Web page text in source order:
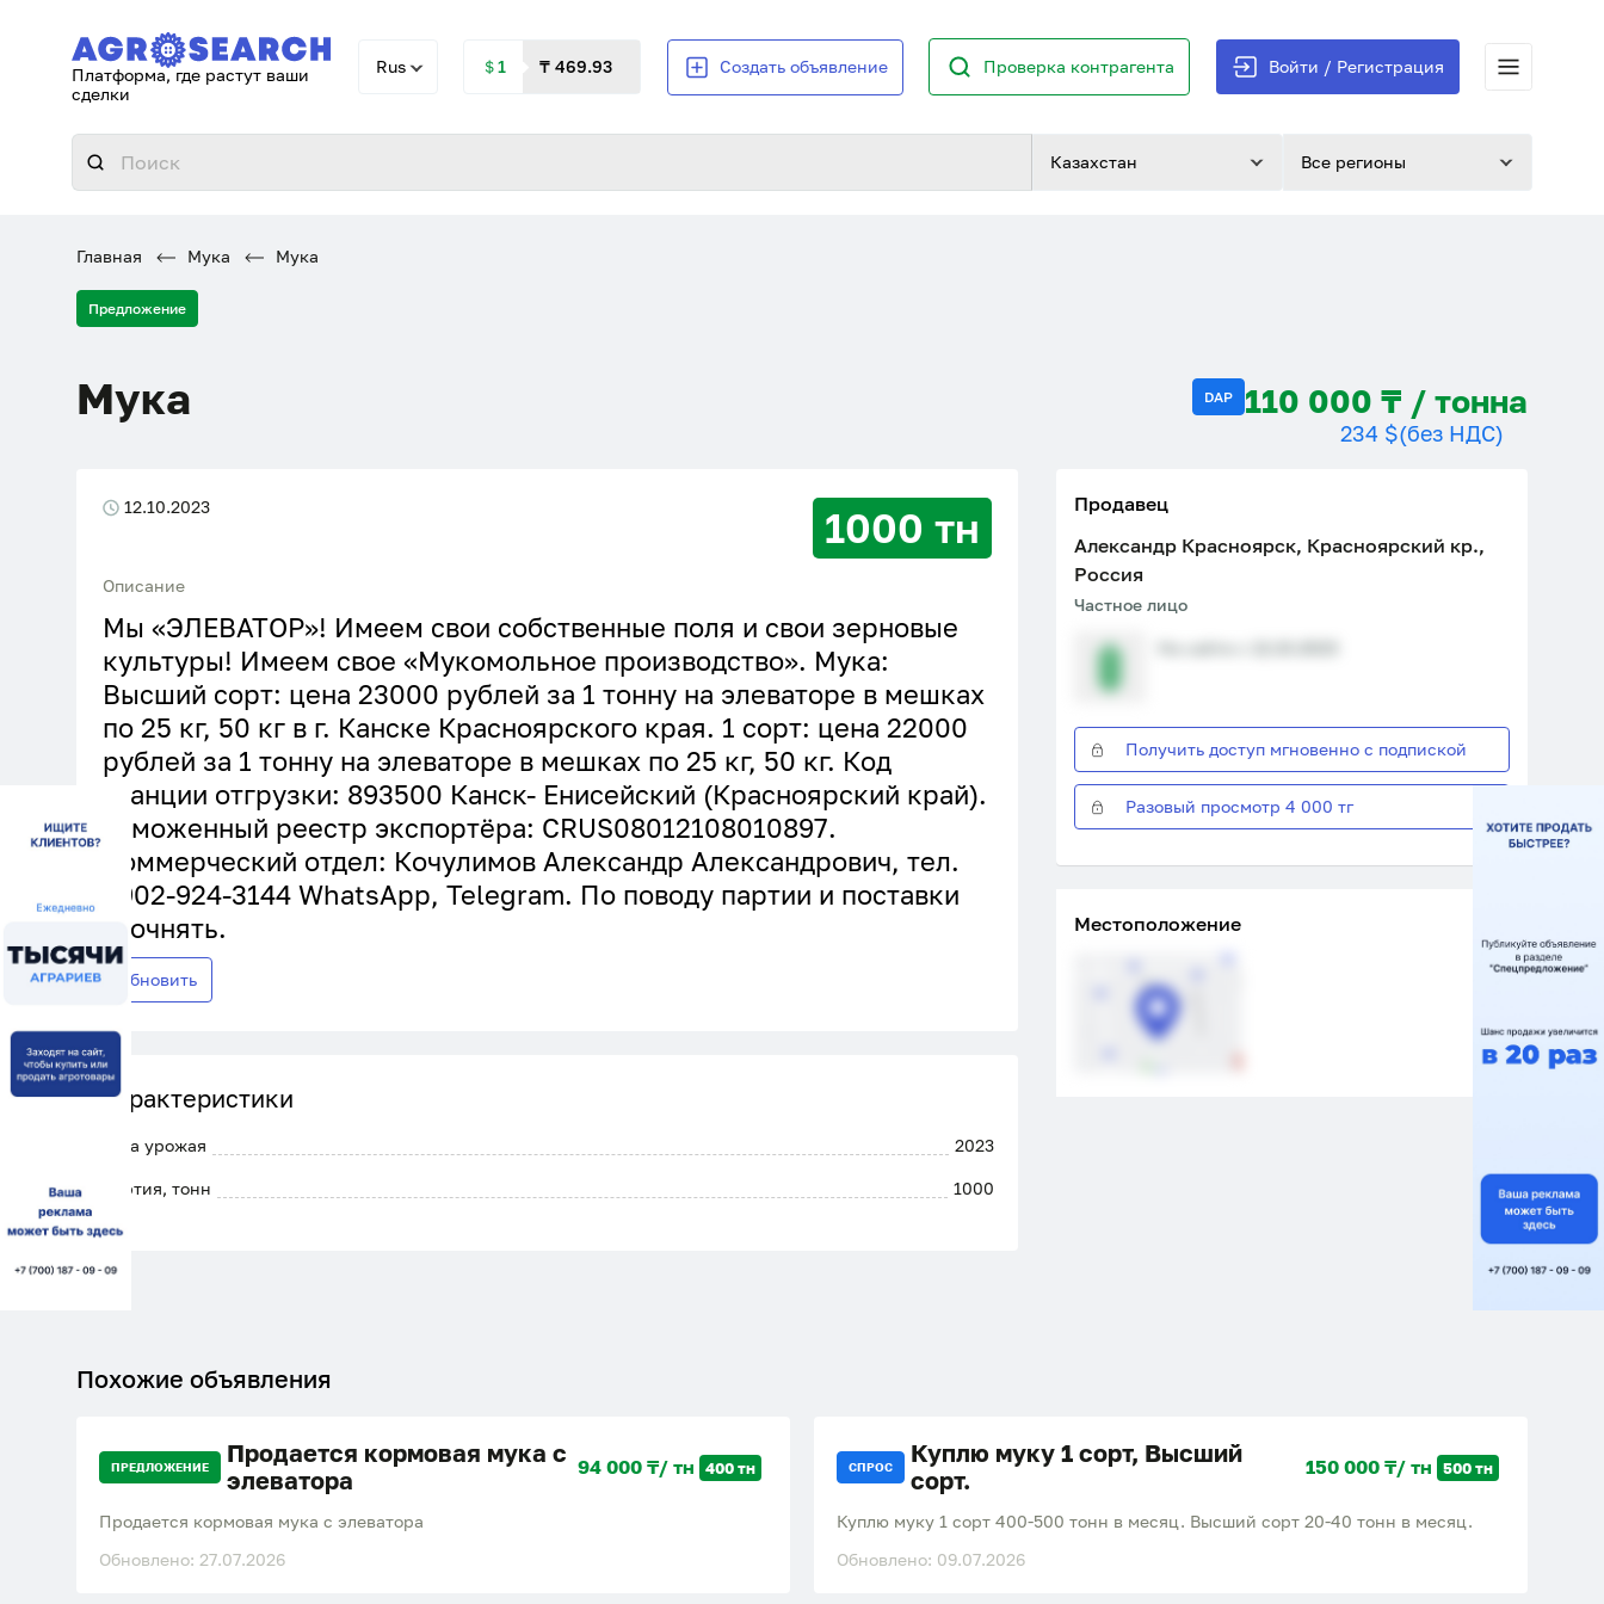
Платформа, где растут ваши
сделки
Rus ＄1 ₸ 469.93 Создать объявление Проверка контрагента Войти / Регистрация
Казахстан Все регионы
Главная Мука Мука
Предложение
Мука DAP 110 000 ₸ / тонна
234 $(без НДС)
12.10.2023 1000 тн
Описание
Мы «ЭЛЕВАТОР»! Имеем свои собственные поля и свои зерновые
культуры! Имеем свое «Мукомольное производство». Мука:
Высший сорт: цена 23000 рублей за 1 тонну на элеваторе в мешках
по 25 кг, 50 кг в г. Канске Красноярского края. 1 сорт: цена 22000
рублей за 1 тонну на элеваторе в мешках по 25 кг, 50 кг. Код
станции отгрузки: 893500 Канск- Енисейский (Красноярский край).
Таможенный реестр экспортёра: CRUS08012108010897.
Коммерческий отдел: Кочулимов Александр Александрович, тел.
8902-924-3144 WhatsApp, Telegram. По поводу партии и поставки
уточнять.
Обновить
Характеристики
Дата урожая 2023
Партия, тонн 1000
Продавец
Александр Красноярск, Красноярский кр.,
Россия
Частное лицо
Получить доступ мгновенно с подпиской
Разовый просмотр 4 000 тг
Местоположение
Похожие объявления
ПРЕДЛОЖЕНИЕ
Продается кормовая мука с
элеватора
94 000 ₸/ тн 400 тн
Продается кормовая мука с элеватора
Обновлено: 27.07.2026
СПРОС
Куплю муку 1 сорт, Высший
сорт.
150 000 ₸/ тн 500 тн
Куплю муку 1 сорт 400-500 тонн в месяц. Высший сорт 20-40 тонн в месяц.
Обновлено: 09.07.2026